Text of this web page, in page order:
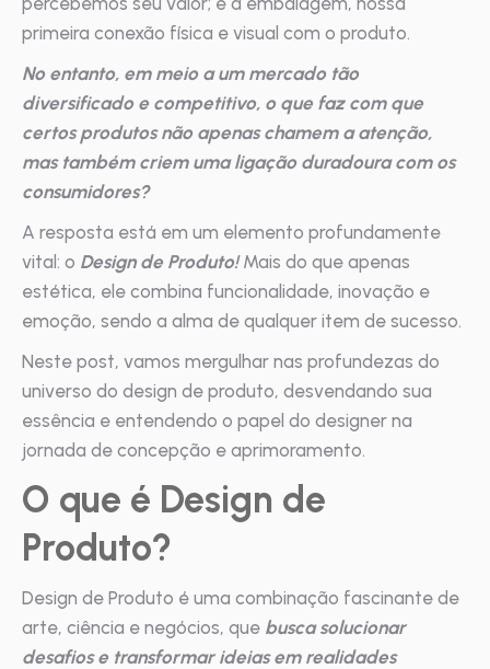
primeira conexão física e visual com o produto.
No entanto, em meio a um mercado tão
diversificado e competitivo, o que faz com que
certos produtos não apenas chamem a atenção,
mas também criem uma ligação duradoura com os
consumidores?
A resposta está em um elemento profundamente
vital: o Design de Produto!Mais do que apenas
estética, ele combina funcionalidade, inovação e
emoção, sendo a alma de qualquer item de sucesso.
Neste post, vamos mergulhar nas profundezas do
universo do design de produto, desvendando sua
essência e entendendo o papel do designer na
jornada de concepção e aprimoramento.
O que é Design de
Produto?
Design de Produto é uma combinação fascinante de
arte, ciência e negócios, que busca solucionar
desafios e transformar ideias em realidades